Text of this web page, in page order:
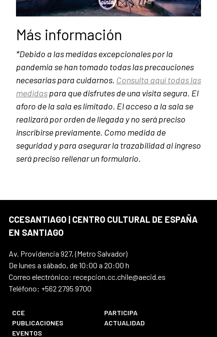
Más información
*Debido a las medidas excepcionales por la
pandemia se han tomado todas las precauciones
necesarias para cuidarnos. Consulta aquí todas las
medidaspara que disfrutes de una visita segura. El
aforo de la sala es limitado. El acceso a la sala se
realizará por orden de llegada y no será preciso
inscribirse previamente. Como medida de
seguridad y para asegurar la trazabilidad al ingreso
será preciso rellenar un formulario.
CCESANTIAGO | CENTRO CULTURAL DE ESPAÑA
EN SANTIAGO
Av. Providencia 927, (Metro Salvador)
De lunes a sábado, de 10:00 a 20:00 h
Correo electrónico: recepcion.cc.chile@aecid.es
Teléfono: +562 2795 9700
CCE
PARTICIPA
PUBLICACIONES
ACTUALIDAD
EVENTOS